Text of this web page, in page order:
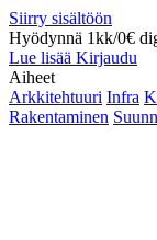
Siirry sisältöön
Hyödynnä 1kk/0€
Lue lisää Kirjaudu
Aiheet
Arkkitehtuuri Infra
Rakentaminen